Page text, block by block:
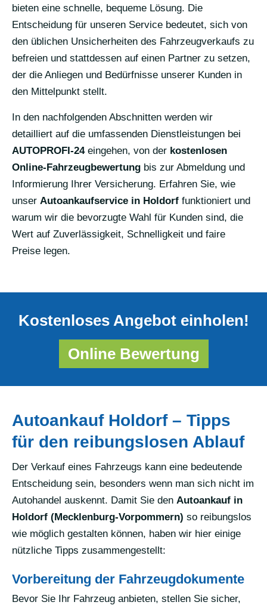
bieten eine schnelle, bequeme Lösung. Die
Entscheidung für unseren Service bedeutet, sich von
den üblichen Unsicherheiten des Fahrzeugverkaufs zu
befreien und stattdessen auf einen Partner zu setzen,
der die Anliegen und Bedürfnisse unserer Kunden in
den Mittelpunkt stellt.
In den nachfolgenden Abschnitten werden wir
detailliert auf die umfassenden Dienstleistungen bei
AUTOPROFI-24eingehen, von der kostenlosen
Online-Fahrzeugbewertung bis zur Abmeldung und
Informierung Ihrer Versicherung. Erfahren Sie, wie
unser Autoankaufservice in Holdorf funktioniert und
warum wir die bevorzugte Wahl für Kunden sind, die
Wert auf Zuverlässigkeit, Schnelligkeit und faire
Preise legen.
Kostenloses Angebot einholen!
Online Bewertung
Autoankauf Holdorf – Tipps
für den reibungslosen Ablauf
Der Verkauf eines Fahrzeugs kann eine bedeutende
Entscheidung sein, besonders wenn man sich nicht im
Autohandel auskennt. Damit Sie den Autoankauf in
Holdorf (Mecklenburg-Vorpommern) so reibungslos
wie möglich gestalten können, haben wir hier einige
nützliche Tipps zusammengestellt:
Vorbereitung der Fahrzeugdokumente
Bevor Sie Ihr Fahrzeug anbieten, stellen Sie sicher,